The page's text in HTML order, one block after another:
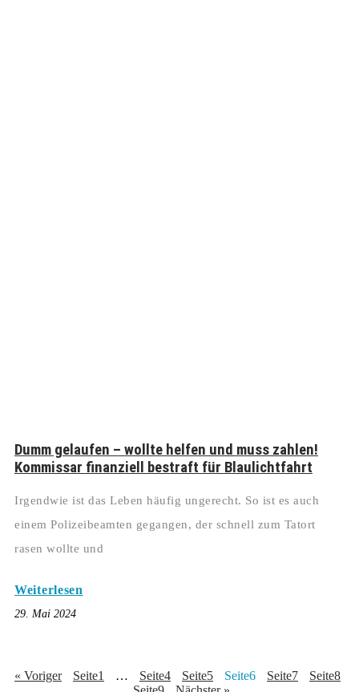
Dumm gelaufen – wollte helfen und muss zahlen!
Kommissar finanziell bestraft für Blaulichtfahrt
Irgendwie ist das Leben häufig ungerecht. So ist es auch
einem Polizeibeamten gegangen, der schnell zum Tatort
rasen wollte und
Weiterlesen
29. Mai 2024
« Voriger Seite1 … Seite4 Seite5 Seite6 Seite7 Seite8